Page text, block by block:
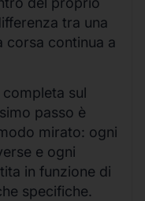
tra una
corsa continua a
sul
passo è
mirato: ogni
e ogni
in funzione di
specifiche.